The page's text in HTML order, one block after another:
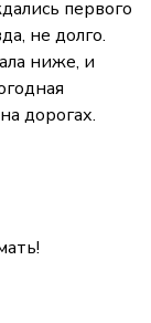
первого
не долго.
ниже, и
дорогах.